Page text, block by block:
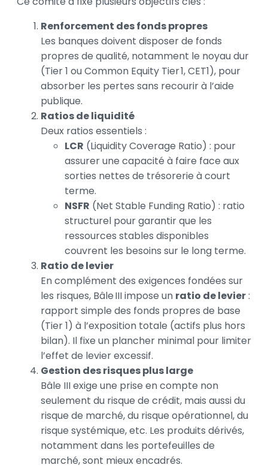
Renforcement des fonds propres
Les banques doivent disposer de fonds
propres de qualité, notamment le noyau dur
(Tier 1 ou Common Equity Tier 1, CET1), pour
absorber les pertes sans recourir à l’aide
publique.
Ratios de liquidité
Deux ratios essentiels :
LCR (Liquidity Coverage Ratio) : pour
assurer une capacité à faire face aux
sorties nettes de trésorerie à court
terme.
NSFR (Net Stable Funding Ratio) : ratio
structurel pour garantir que les
ressources stables disponibles
couvrent les besoins sur le long terme.
Ratio de levier
En complément des exigences fondées sur
les risques, Bâle III impose un ratio de levier:
rapport simple des fonds propres de base
(Tier 1) à l’exposition totale (actifs plus hors
bilan). Il fixe un plancher minimal pour limiter
l’effet de levier excessif.
Gestion des risques plus large
Bâle III exige une prise en compte non
seulement du risque de crédit, mais aussi du
risque de marché, du risque opérationnel, du
risque systémique, etc. Les produits dérivés,
notamment dans les portefeuilles de
marché, sont mieux encadrés.